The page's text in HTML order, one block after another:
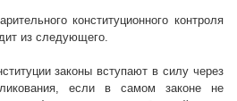
конституционного контроля
из следующего.
законы вступают в силу через
если в самом законе не